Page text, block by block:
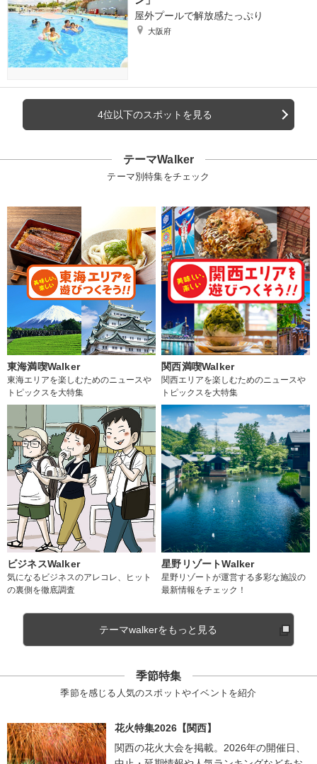
屋外プールで解放感たっぷり
大阪府
4位以下のスポットを見る
テーマWalker
テーマ別特集をチェック
東海満喫Walker
東海エリアを楽しむためのニュースや
トピックスを大特集
関西満喫Walker
関西エリアを楽しむためのニュースや
トピックスを大特集
ビジネスWalker
気になるビジネスのアレコレ、ヒット
の裏側を徹底調査
星野リゾートWalker
星野リゾートが運営する多彩な施設の
最新情報をチェック！
テーマwalkerをもっと見る
季節特集
季節を感じる人気のスポットやイベントを紹介
花火特集2026【関西】
関西の花火大会を掲載。2026年の開催日、